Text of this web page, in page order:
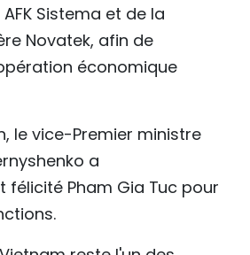
Sistema et de la
Novatek, afin de
économique
le vice-Premier ministre
a
félicité Pham Gia Tuc pour